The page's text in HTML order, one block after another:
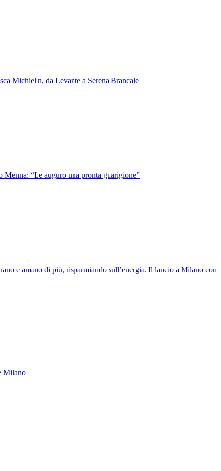
Michielin, da Levante a Serena Brancale
Menna: “Le auguro una pronta guarigione”
e amano di più, risparmiando sull’energia. Il lancio a Milano con
Milano